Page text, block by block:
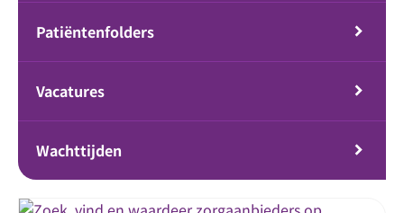
Patiëntenfolders
Vacatures
Wachttijden